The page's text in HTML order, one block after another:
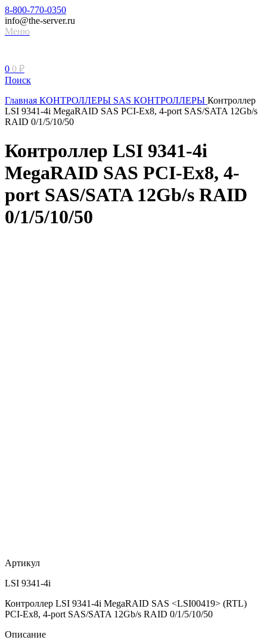
8-800-770-0350
info@the-server.ru
Меню
0 0 ₽
Поиск
Главная КОНТРОЛЛЕРЫ SAS КОНТРОЛЛЕРЫ Контроллер
LSI 9341-4i MegaRAID SAS PCI-Ex8, 4-port SAS/SATA 12Gb/s
RAID 0/1/5/10/50
Контроллер LSI 9341-4i
MegaRAID SAS PCI-Ex8, 4-
port SAS/SATA 12Gb/s RAID
0/1/5/10/50
Артикул
LSI 9341-4i
Контроллер LSI 9341-4i MegaRAID SAS <LSI00419> (RTL)
PCI-Ex8, 4-port SAS/SATA 12Gb/s RAID 0/1/5/10/50
Описание